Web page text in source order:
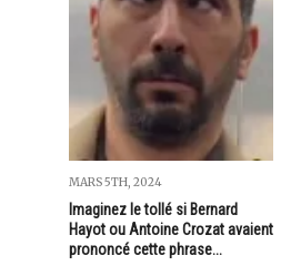
MARS 5TH, 2024
Imaginez le tollé si Bernard
Hayot ou Antoine Crozat avaient
prononcé cette phrase...